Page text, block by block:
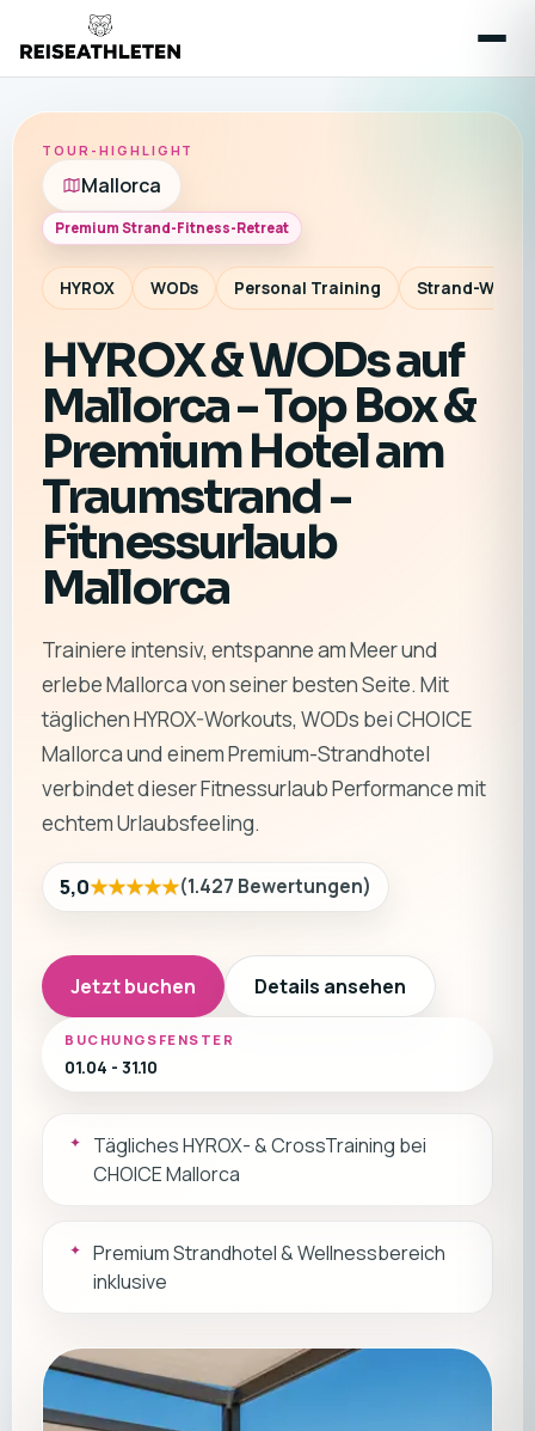
TOUR-HIGHLIGHT
Mallorca
Premium Strand-Fitness-Retreat
HYROX WODs Personal Training Strand-
HYROX & WODs auf
Mallorca - Top Box &
Premium Hotel am
Traumstrand -
Fitnessurlaub
Mallorca
Trainiere intensiv, entspanne am Meer und
erlebe Mallorca von seiner besten Seite. Mit
täglichen HYROX-Workouts, WODs bei CHOICE
Mallorca und einem Premium-Strandhotel
verbindet dieser Fitnessurlaub Performance mit
echtem Urlaubsfeeling.
5,0★★★★★(1.427 Bewertungen)
Jetzt buchen Details ansehen
BUCHUNGSFENSTER
01.04 - 31.10
Tägliches HYROX- & CrossTraining bei
CHOICE Mallorca
Premium Strandhotel & Wellnessbereich
inklusive